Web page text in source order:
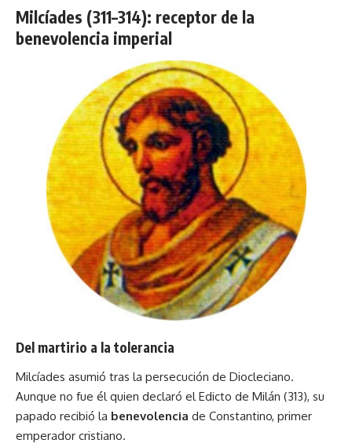
Milcíades (311–314): receptor de la
benevolencia imperial
Del martirio a la tolerancia
Milcíades asumió tras la persecución de Diocleciano.
Aunque no fue él quien declaró el Edicto de Milán (313), su
papado recibió la benevolencia de Constantino, primer
emperador cristiano.